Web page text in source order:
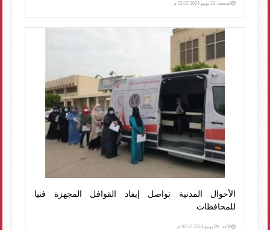
الجمعة، 28 يونيو 2024 03:12 م
الأحوال المدنية تواصل إيفاد القوافل المجهزة فنيا
للمحافظات
الأحد، 09 يونيو 2024 03:57 م